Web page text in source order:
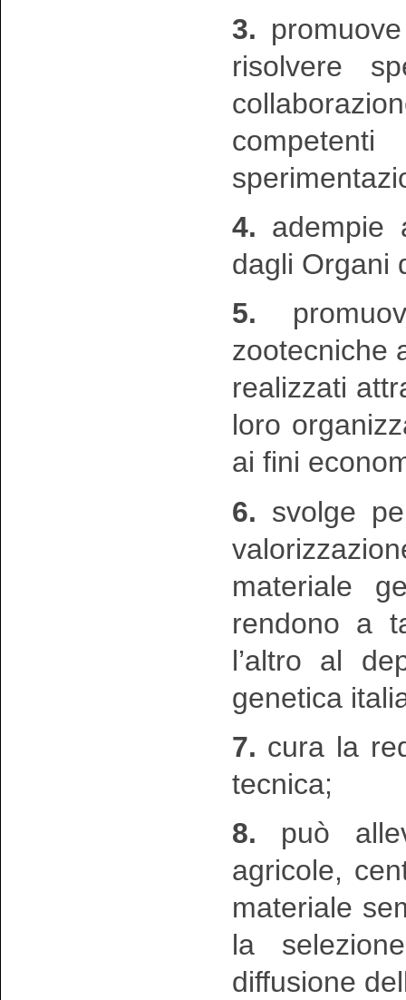
3.
risolvere
4. adempie
dagli Organi
5.
zootecniche
realizzati
loro
ai fini
6. svolge
materiale
rendono a
l’altro al
genetica
7. cura la
tecnica;
8. può
agricole,
materiale
la
diffusione